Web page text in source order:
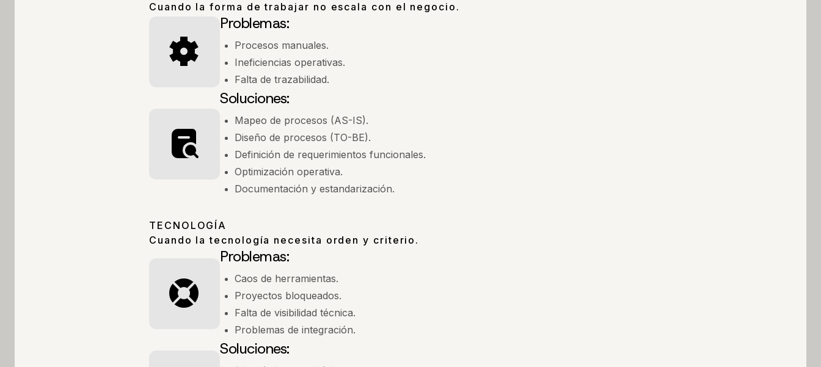
Cuando la forma de trabajar no escala con el negocio.
Problemas:
Procesos manuales.
Ineficiencias operativas.
Falta de trazabilidad.
Soluciones:
Mapeo de procesos (AS-IS).
Diseño de procesos (TO-BE).
Definición de requerimientos funcionales.
Optimización operativa.
Documentación y estandarización.
TECNOLOGÍA
Cuando la tecnología necesita orden y criterio.
Problemas:
Caos de herramientas.
Proyectos bloqueados.
Falta de visibilidad técnica.
Problemas de integración.
Soluciones: